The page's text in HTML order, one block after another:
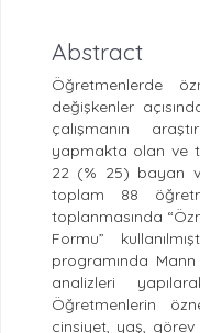
Abstract
Öğretmenlerde
değişkenler
çalışmanın
yapmakta olan ve
22 (% 25) bayan
toplam 88
toplanmasında
Formu”
programında
analizleri
Öğretmenlerin
cinsiyet, yaş,